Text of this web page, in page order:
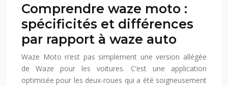
Comprendre waze moto :
spécificités et différences
par rapport à waze auto
Waze Moto n’est pas simplement une version allégée
de Waze pour les voitures. C’est une application
optimisée pour les deux-roues qui a été soigneusement